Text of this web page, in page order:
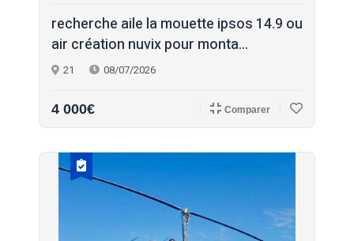
recherche aile la mouette ipsos 14.9 ou
air création nuvix pour monta...
21 08/07/2026
4 000€ Comparer